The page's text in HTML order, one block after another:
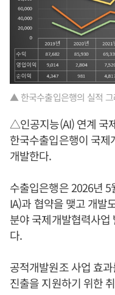
▲ 한국수출입은행의 실적
△인공지능(AI) 연계 국
한국수출입은행이 국
개발한다.
수출입은행은 2026년
IA)과 협약을 맺고 개발
분야 국제개발협력사업
다.
공적개발원조 사업 효
진출을 지원하기 위한